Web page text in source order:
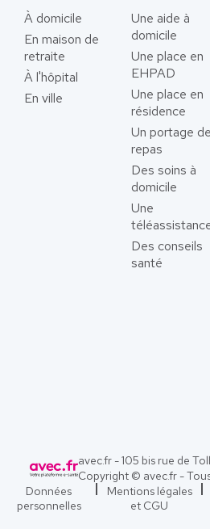
À domicile
En maison de
retraite
À l'hôpital
En ville
Une aide à
domicile
Une place en
EHPAD
Une place en
résidence
Un portage de
repas
Des soins à
domicile
Une
Des conseils
santé
avec.fr - 105 bis rue de
Copyright © avec.fr -
Données
personnelles
Mentions légales
et CGU